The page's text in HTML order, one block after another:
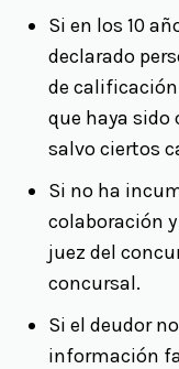
Si en los 10
declarado
de
que haya
salvo ciertos
Si no ha
colaboración
juez del
concursal.
Si el deudor
información